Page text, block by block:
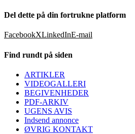
Del dette på din fortrukne platform
FacebookXLinkedInE-mail
Find rundt på siden
ARTIKLER
VIDEOGALLERI
BEGIVENHEDER
PDF-ARKIV
UGENS AVIS
Indsend annonce
ØVRIG KONTAKT